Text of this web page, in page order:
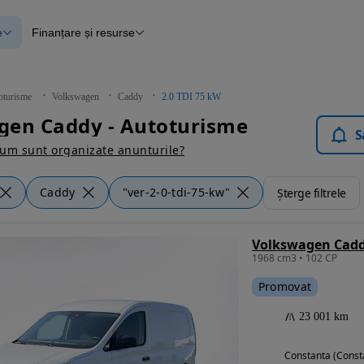
verificate
Blog Autovit.ro
Finanțare și resurse
Volkswagen Caddy 2.0 TDI 75 kW
Caddy - Autoturisme
sunt organizate anunturile?
Caddy "ver-2-0-tdi-75-kw" Șterge filtrele
Volkswagen
1968 cm3 • 102 CP
Promovat
23 001 km
Constanta